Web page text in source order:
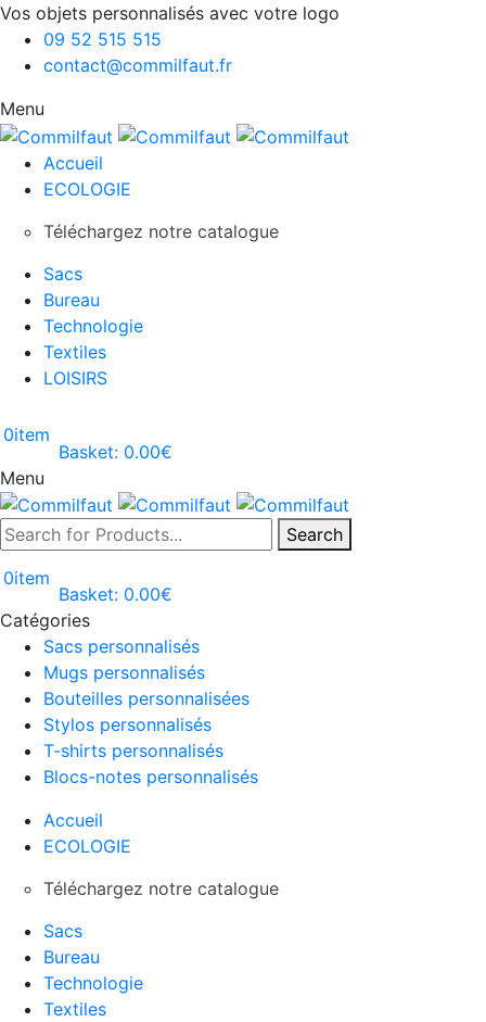
Vos objets personnalisés avec votre logo
09 52 515 515
contact@commilfaut.fr
Menu
Accueil
ECOLOGIE
Téléchargez notre catalogue
Sacs
Bureau
Technologie
Textiles
LOISIRS
0item
Basket: 0.00€
Menu
Search
0item
Basket: 0.00€
Catégories
Sacs personnalisés
Mugs personnalisés
Bouteilles personnalisées
Stylos personnalisés
T-shirts personnalisés
Blocs-notes personnalisés
Accueil
ECOLOGIE
Téléchargez notre catalogue
Sacs
Bureau
Technologie
Textiles